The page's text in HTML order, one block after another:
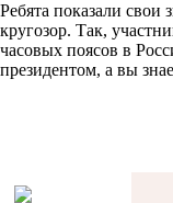
Ребята показали свои
кругозор. Так,
часовых поясов в
президентом, а вы